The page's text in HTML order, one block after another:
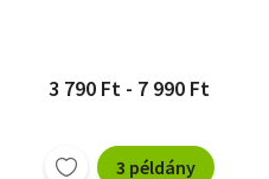
3 790 Ft - 7 990 Ft
3 példány